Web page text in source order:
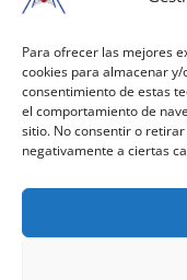
Para ofrecer las mejores
cookies para almacenar
consentimiento de estas
el comportamiento de
sitio. No consentir o
negativamente a ciertas
estas páginas
autorización
Todos los
Web